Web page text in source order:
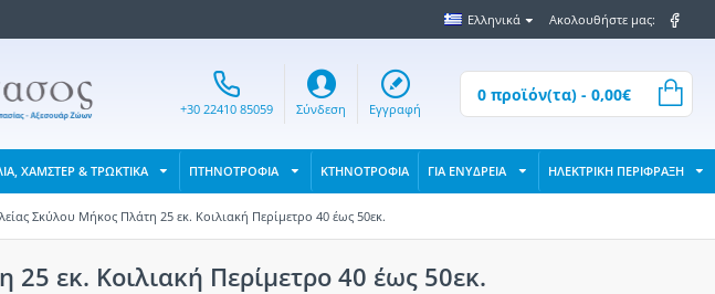
Ελληνικά Ακολουθήστε μας:
+30 22410 85059 Σύνδεση Εγγραφή
0 προϊόν(τα) - 0,00€
ΧΑΜΣΤΕΡ & ΤΡΩΚΤΙΚΑ ΠΤΗΝΟΤΡΟΦΙΑ ΚΤΗΝΟΤΡΟΦΙΑ ΓΙΑ ΕΝΥΔΡΕΙΑ ΗΛΕΚΤΡΙΚΗ ΠΕΡΙΦΡΑΞΗ
Σκύλου Μήκος Πλάτη 25 εκ. Κοιλιακή Περίμετρο 40 έως 50εκ.
εκ. Κοιλιακή Περίμετρο 40 έως 50εκ.